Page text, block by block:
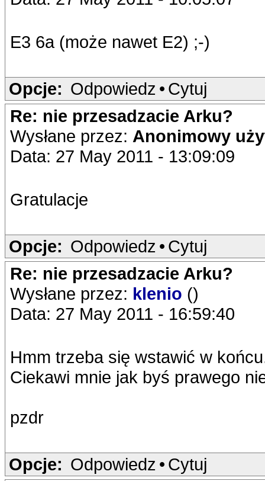
E3 6a (może nawet E2) ;-)
Opcje: Odpowiedz • Cytuj
Re: nie przesadzacie Arku?
Wysłane przez: Anonimowy
Data: 27 May 2011 - 13:09:09
Gratulacje
Opcje: Odpowiedz • Cytuj
Re: nie przesadzacie Arku?
Wysłane przez: klenio ()
Data: 27 May 2011 - 16:59:40
Hmm trzeba się wstawić w
Ciekawi mnie jak byś prawego
pzdr
Opcje: Odpowiedz • Cytuj